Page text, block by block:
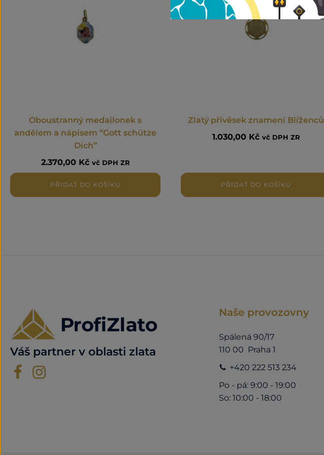
Oboustranný medailonek s
andělem a nápisem “Gott schütze
Dich”
2.370,00 Kč vč DPH ZR
PŘIDAT DO KOŠÍKU
Zlatý přívěsek znamení Blíženců
1.030,00 Kč vč DPH ZR
PŘIDAT DO KOŠÍKU
Váš partner v oblasti zlata
Naše provozovny
Spálená 90/17
110 00 Praha 1
+420 222 513 234
Po - pá: 9:00 - 19:00
So: 10:00 - 18:00